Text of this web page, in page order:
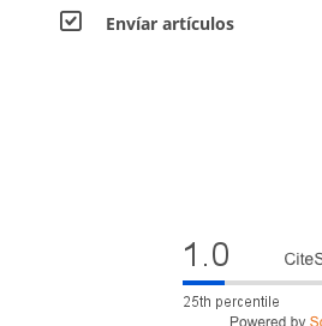
Envíar artículos